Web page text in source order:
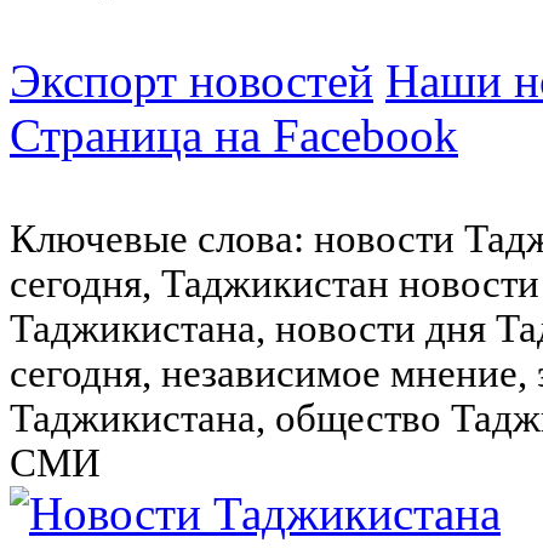
Экспорт новостей Наши
Страница на Facebook
Ключевые слова: новости
сегодня, Таджикистан
Таджикистана, новости дня
сегодня, независимое
Таджикистана, общество
СМИ